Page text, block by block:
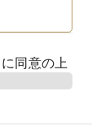
に同意の上